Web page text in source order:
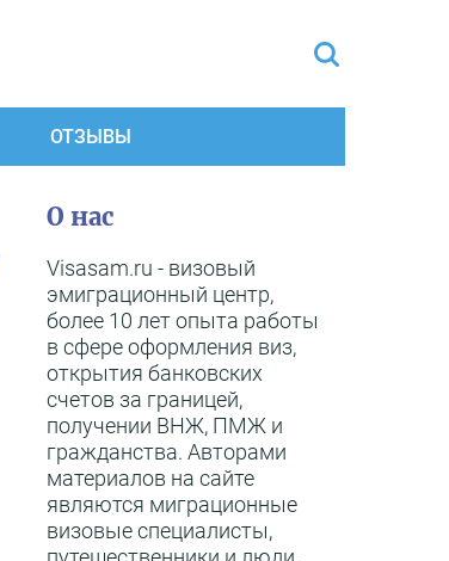
ОТЗЫВЫ
О нас
Visasam.ru - визовый
эмиграционный центр,
более 10 лет опыта работы
в сфере оформления виз,
открытия банковских
счетов за границей,
получении ВНЖ, ПМЖ и
гражданства. Авторами
материалов на сайте
являются миграционные
визовые специалисты,